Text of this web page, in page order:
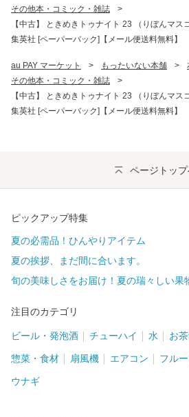
その他本・コミック・雑誌
>
【中古】 ときめきトゥナイト 23 （りぼんマス
集英社 [ペーパーバック]【メール便送料無料】
au PAY マーケット > もったいない本舗 >
その他本・コミック・雑誌
>
【中古】 ときめきトゥナイト 23 （りぼんマス
集英社 [ペーパーバック]【メール便送料無料】
ページトッ
ピックアップ特集
夏の必需品！ひんやりアイテム
夏の挨拶、まだ間に合います。
旬の美味しさをお届け！夏の瑞々しい果
注目のカテゴリ
ビール・発泡酒 チューハイ 水 お
惣菜・食材 扇風機 エアコン フル
ウナギ